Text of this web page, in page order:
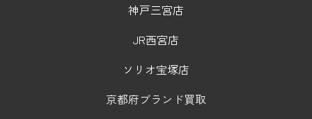
神戸三宮店
JR西宮店
ソリオ宝塚店
京都府ブランド買取